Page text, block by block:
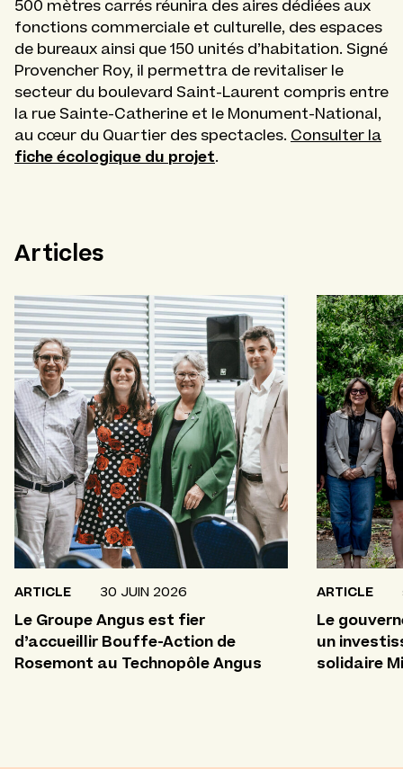
500 mètres carrés réunira des aires dédiées aux
fonctions commerciale et culturelle, des espaces
de bureaux ainsi que 150 unités d’habitation. Signé
Provencher Roy, il permettra de revitaliser le
secteur du boulevard Saint-Laurent compris entre
la rue Sainte-Catherine et le Monument-National,
au cœur du Quartier des spectacles. Consulter la
fiche écologique du projet.
Articles
ARTICLE 30 JUIN 2026
Le Groupe Angus est fier
d’accueillir Bouffe-Action de
Rosemont au Technopôle Angus
ARTICLE
Le
un
solidaire